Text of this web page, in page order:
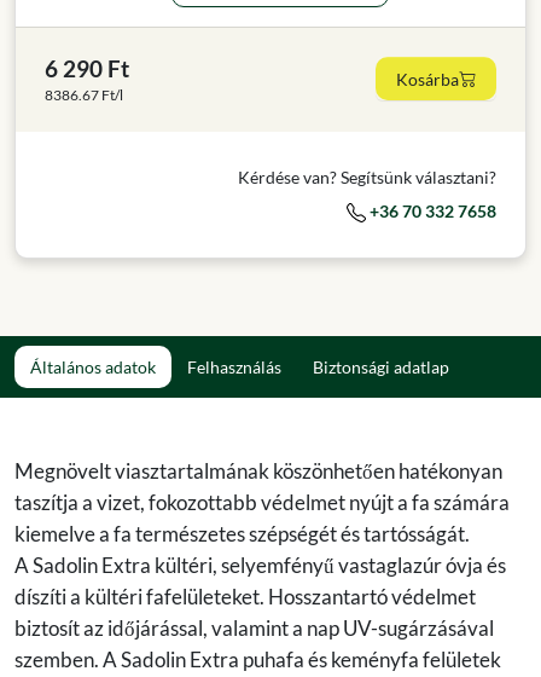
6 290 Ft
8386.67 Ft/l
Kosárba
Kérdése van? Segítsünk választani?
+36 70 332 7658
Általános adatok Felhasználás Biztonsági adatlap
Megnövelt viasztartalmának köszönhetően hatékonyan
taszítja a vizet, fokozottabb védelmet nyújt a fa számára
kiemelve a fa természetes szépségét és tartósságát.
A Sadolin Extra kültéri, selyemfényű vastaglazúr óvja és
díszíti a kültéri fafelületeket. Hosszantartó védelmet
biztosít az időjárással, valamint a nap UV-sugárzásával
szemben. A Sadolin Extra puhafa és keményfa felületek